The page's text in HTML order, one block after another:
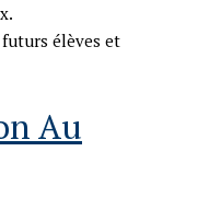
futurs élèves et
Au